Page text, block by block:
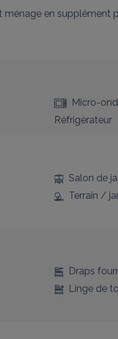
ménage en supplément
Micro-
Réfrigérateur
Salon de
Terrain /
Draps
Linge de